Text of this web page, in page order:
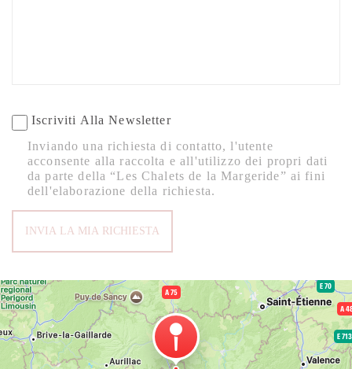
Iscriviti Alla Newsletter
Inviando una richiesta di contatto, l'utente
acconsente alla raccolta e all'utilizzo dei propri dati
da parte della “Les Chalets de la Margeride” ai fini
dell'elaborazione della richiesta.